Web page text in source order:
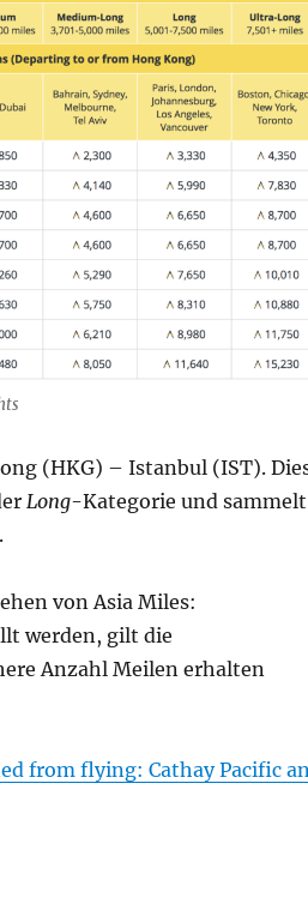
(HKG) – Istanbul (IST).
Long-Kategorie und sammelt
von Asia Miles:
werden, gilt die
Anzahl Meilen erhalten
from flying: Cathay Pacific